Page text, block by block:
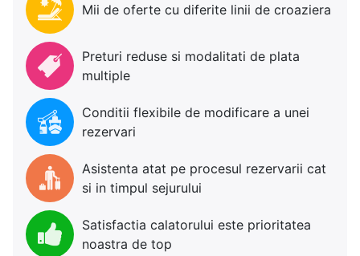
Mii de oferte cu diferite linii de croaziera
Preturi reduse si modalitati de plata
multiple
Conditii flexibile de modificare a unei
rezervari
Asistenta atat pe procesul rezervarii cat
si in timpul sejurului
Satisfactia calatorului este prioritatea
noastra de top